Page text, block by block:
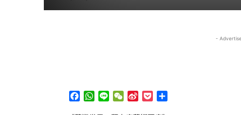
-
Facebook
WhatsApp
Line WeChat
Sina
Pocket